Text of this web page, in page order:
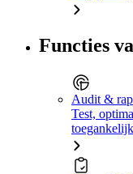
Functies
Audit &
Test,